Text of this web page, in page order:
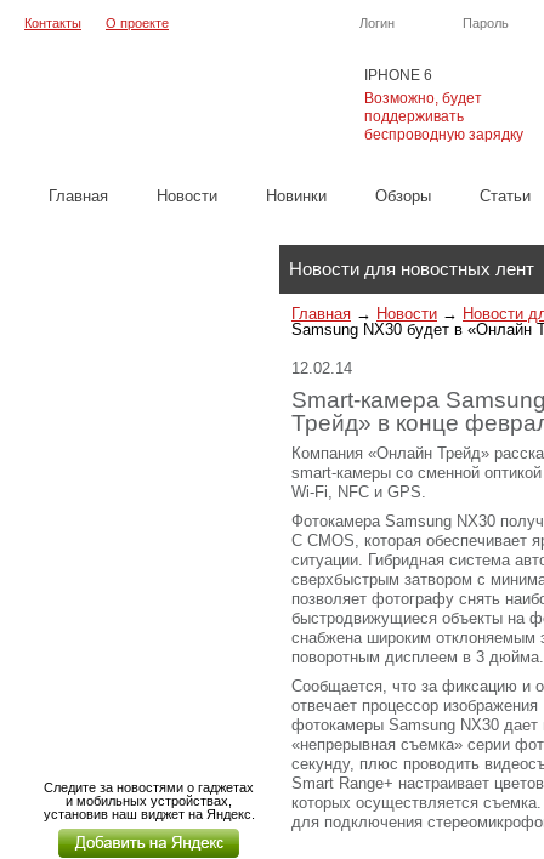
IPHONE 6
Возможно, будет
поддерживать
беспроводную зарядку
Логин Пароль
Контакты О проекте
Главная Новости Новинки Обзоры Cтатьи
Новости для новостных лент
Главная → Новости → Новости
Samsung NX30 будет в «Онлайн
12.02.14
Smart-камера
Трейд» в конце
Компания «Онлайн Трейд»
smart-камеры со сменной
Wi-Fi, NFC и GPS.
Фотокамера Samsung NX30
C CMOS, которая
ситуации. Гибридная система
сверхбыстрым затвором с
позволяет фотографу снять
быстродвижущиеся объекты на
снабжена широким отклоняемым
поворотным дисплеем в 3 дюйма.
Сообщается, что за фиксацию и
отвечает процессор
фотокамеры Samsung NX30
«непрерывная съемка» серии
секунду, плюс проводить
Smart Range+ настраивает
которых осуществляется
для подключения
Следите за новостями о гаджетах
и мобильных устройствах,
установив наш виджет на Яндекс.